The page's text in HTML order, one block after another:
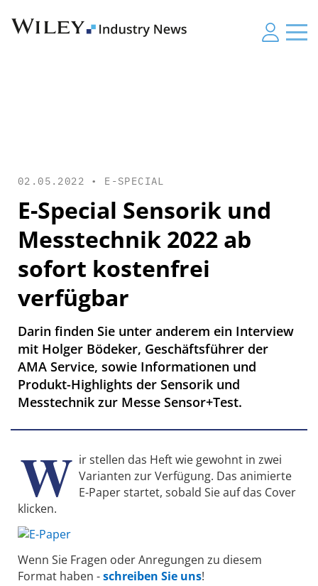
02.05.2022 • E-SPECIAL
E-Special Sensorik und
Messtechnik 2022 ab
sofort kostenfrei
verfügbar
Darin finden Sie unter anderem ein Interview
mit Holger Bödeker, Geschäftsführer der
AMA Service, sowie Informationen und
Produkt-Highlights der Sensorik und
Messtechnik zur Messe Sensor+Test.
W ir stellen das Heft wie gewohnt in zwei
Varianten zur Verfügung. Das animierte
E-Paper startet, sobald Sie auf das Cover
klicken.
Wenn Sie Fragen oder Anregungen zu diesem
Format haben -schreiben Sie uns!